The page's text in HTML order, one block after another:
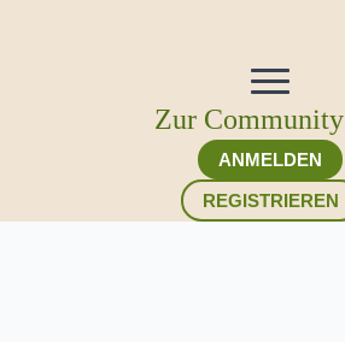
Zur Community
ANMELDEN
REGISTRIEREN